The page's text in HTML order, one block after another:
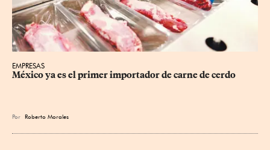
EMPRESAS
México ya es el primer importador de carne de cerdo
Por Roberto Morales